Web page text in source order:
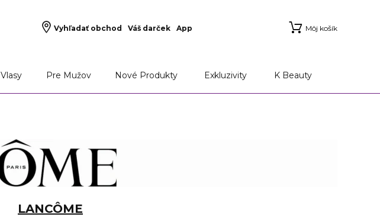
Vyhľadať obchod Váš darček App Môj košík
Vlasy Pre Mužov Nové Produkty Exkluzivity K Beauty
LANCÔME